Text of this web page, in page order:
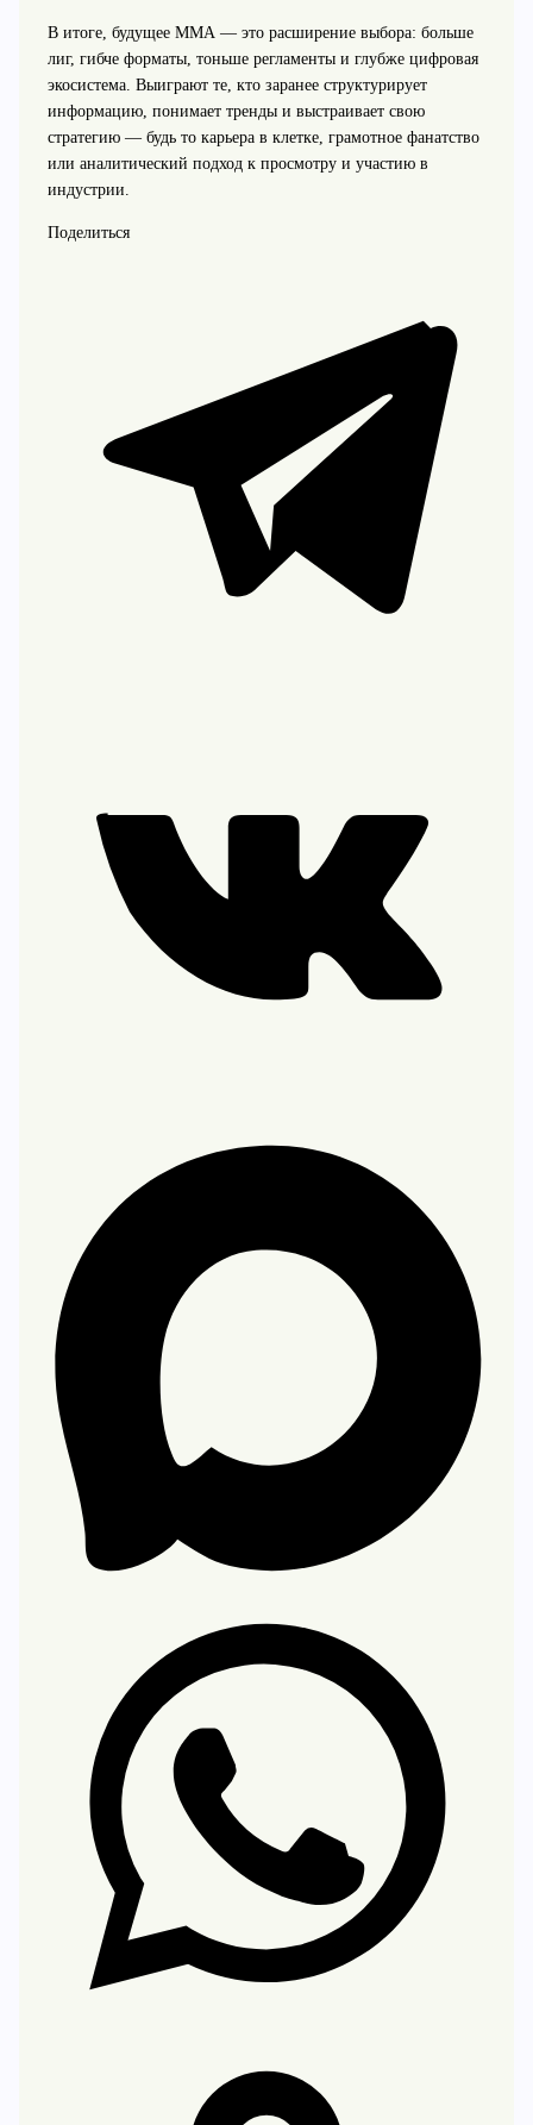
В итоге, будущее ММА — это расширение выбора: больше
лиг, гибче форматы, тоньше регламенты и глубже цифровая
экосистема. Выиграют те, кто заранее структурирует
информацию, понимает тренды и выстраивает свою
стратегию — будь то карьера в клетке, грамотное фанатство
или аналитический подход к просмотру и участию в
индустрии.
Поделиться